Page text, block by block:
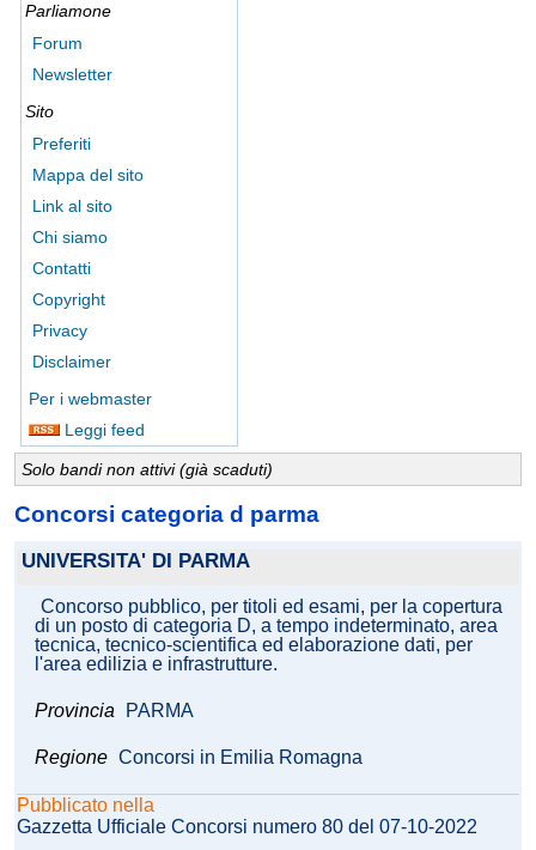
Parliamone
Forum
Newsletter
Sito
Preferiti
Mappa del sito
Link al sito
Chi siamo
Contatti
Copyright
Privacy
Disclaimer
Per i webmaster
Leggi feed
Solo bandi non attivi (già scaduti)
Concorsi categoria d parma
UNIVERSITA' DI PARMA
Concorso pubblico, per titoli ed esami, per la copertura
di un posto di categoria D, a tempo indeterminato, area
tecnica, tecnico-scientifica ed elaborazione dati, per
l'area edilizia e infrastrutture.
Provincia PARMA
Regione Concorsi in Emilia Romagna
Pubblicato nella
Gazzetta Ufficiale Concorsi numero 80 del 07-10-2022